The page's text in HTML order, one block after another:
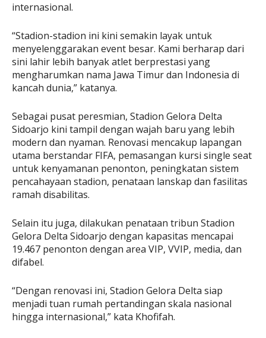
internasional.
“Stadion-stadion ini kini semakin layak untuk
menyelenggarakan event besar. Kami berharap dari
sini lahir lebih banyak atlet berprestasi yang
mengharumkan nama Jawa Timur dan Indonesia di
kancah dunia,” katanya.
Sebagai pusat peresmian, Stadion Gelora Delta
Sidoarjo kini tampil dengan wajah baru yang lebih
modern dan nyaman. Renovasi mencakup lapangan
utama berstandar FIFA, pemasangan kursi single seat
untuk kenyamanan penonton, peningkatan sistem
pencahayaan stadion, penataan lanskap dan fasilitas
ramah disabilitas.
Selain itu juga, dilakukan penataan tribun Stadion
Gelora Delta Sidoarjo dengan kapasitas mencapai
19.467 penonton dengan area VIP, VVIP, media, dan
difabel.
“Dengan renovasi ini, Stadion Gelora Delta siap
menjadi tuan rumah pertandingan skala nasional
hingga internasional,” kata Khofifah.